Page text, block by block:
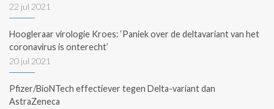
22 jul 2021
Hoogleraar virologie Kroes: ‘Paniek over de deltavariant van het
coronavirus is onterecht’
20 jul 2021
Pfizer/BioNTech effectiever tegen Delta-variant dan
AstraZeneca